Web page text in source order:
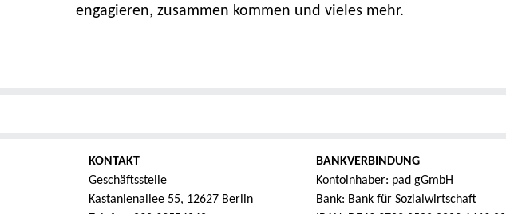
engagieren, zusammen kommen und vieles mehr.
KONTAKT
Geschäftsstelle
Kastanienallee 55, 12627 Berlin
BANKVERBINDUNG
Kontoinhaber: pad gGmbH
Bank: Bank für Sozialwirtschaft